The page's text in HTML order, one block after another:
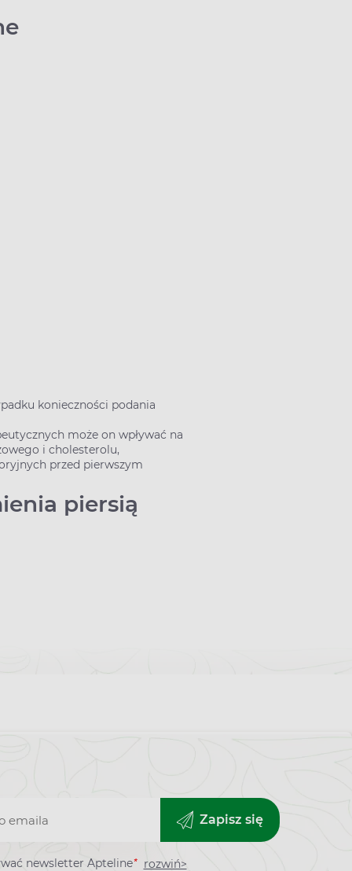
konieczności podania
może on wpływać na
i cholesterolu,
przed pierwszym
piersią
Zapisz się
newsletter Apteline* rozwiń>